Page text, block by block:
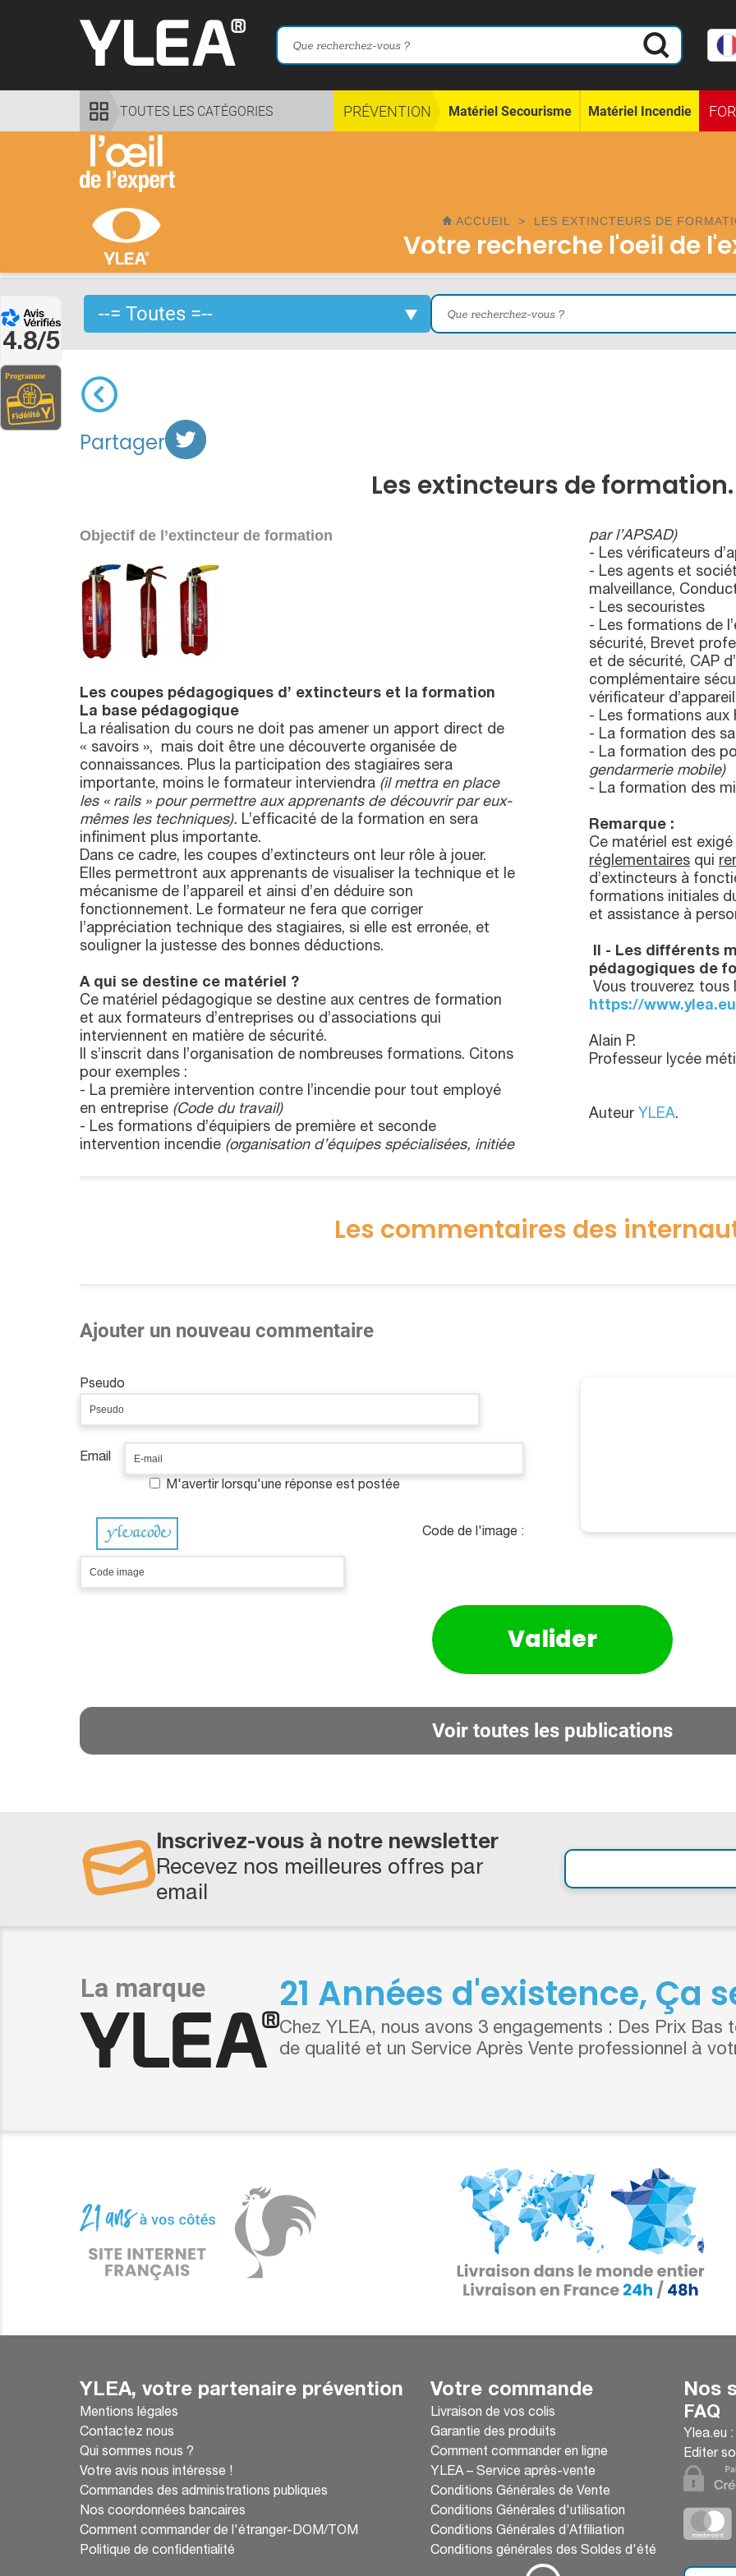
4.8/5
TOUTES LES CATÉGORIES PRÉVENTION Matériel Secourisme Matériel Incendie
ACCUEIL > LES EXTINCTEURS DE
Votre recherche l'oeil de
Partager
Les extincteurs de formation.
Objectif de l’extincteur de formation
Les coupes pédagogiques d’ extincteurs et la formation
La base pédagogique
La réalisation du cours ne doit pas amener un apport direct de
« savoirs », mais doit être une découverte organisée de
connaissances. Plus la participation des stagiaires sera
importante, moins le formateur interviendra (il mettra en place
les « rails » pour permettre aux apprenants de découvrir par eux-
mêmes les techniques). L’efficacité de la formation en sera
infiniment plus importante.
Dans ce cadre, les coupes d’extincteurs ont leur rôle à jouer.
Elles permettront aux apprenants de visualiser la technique et le
mécanisme de l’appareil et ainsi d’en déduire son
fonctionnement. Le formateur ne fera que corriger
l’appréciation technique des stagiaires, si elle est erronée, et
souligner la justesse des bonnes déductions.
A qui se destine ce matériel ?
Ce matériel pédagogique se destine aux centres de formation
et aux formateurs d’entreprises ou d’associations qui
interviennent en matière de sécurité.
Il s’inscrit dans l’organisation de nombreuses formations. Citons
pour exemples :
- La première intervention contre l’incendie pour tout employé
en entreprise (Code du travail)
- Les formations d’équipiers de première et seconde
intervention incendie (organisation d’équipes spécialisées, initiée
par l’APSAD)
- Les vérificateurs
- Les agents et
malveillance,
- Les secouristes
- Les formations de
sécurité, Brevet
et de sécurité, CAP
complémentaire
vérificateur
- Les formations aux
- La formation des
- La formation des
gendarmerie mobile)
- La formation des
Remarque :
Ce matériel est
réglementaires qui
d’extincteurs à
formations initiales
et assistance à
- Les différents
pédagogiques de
Vous trouverez tous
https://
Alain P.
Professeur lycée
Auteur YLEA.
Les commentaires des
Ajouter un nouveau commentaire
Pseudo
Email
M'avertir lorsqu'une réponse est postée
Code de l'image :
Voir toutes les publications
Inscrivez-vous à notre newsletter
Recevez nos meilleures offres par
email
21 Années d'existence, Ça
Chez YLEA, nous avons 3 engagements : Des Prix Bas
de qualité et un Service Après Vente professionnel à
YLEA, votre partenaire prévention
Mentions légales
Contactez nous
Qui sommes nous ?
Votre avis nous intéresse !
Commandes des administrations publiques
Nos coordonnées bancaires
Comment commander de l'étranger-DOM/TOM
Politique de confidentialité
Votre commande
Livraison de vos colis
Garantie des produits
Comment commander en ligne
YLEA – Service après-vente
Conditions Générales de Vente
Conditions Générales d'utilisation
Conditions Générales d’Affiliation
Conditions générales des Soldes d'été
Nos
FAQ
Ylea.eu
Editer